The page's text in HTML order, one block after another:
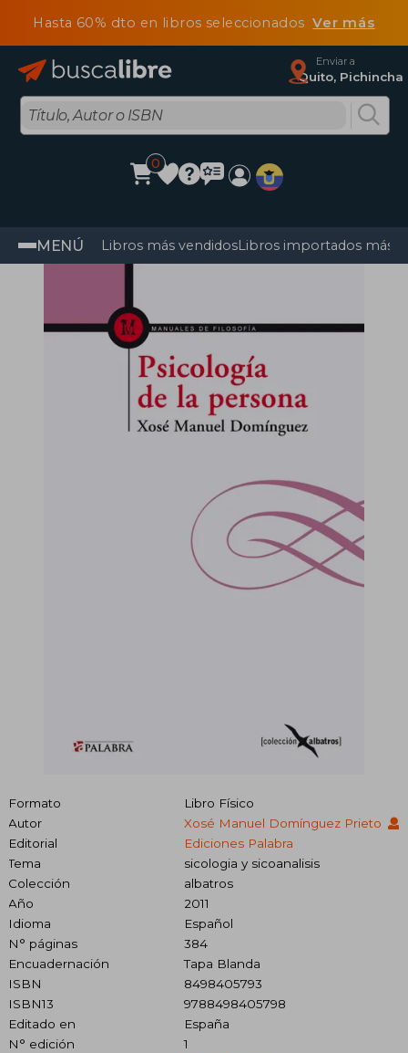
Hasta 60% dto en libros seleccionadosVer más
Enviar a
Quito, Pichincha
0
MENÚ Libros más vendidosLibros importados más
Formato
Libro Físico
Autor
Xosé Manuel Domínguez Prieto
Editorial
Ediciones Palabra
Tema
sicologia y sicoanalisis
Colección
albatros
Año
2011
Idioma
Español
N° páginas
384
Encuadernación
Tapa Blanda
ISBN
8498405793
ISBN13
9788498405798
Editado en
España
N° edición
1